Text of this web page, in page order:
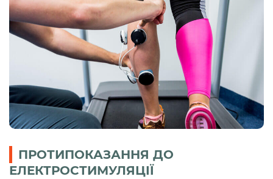
ПРОТИПОКАЗАННЯ ДО
ЕЛЕКТРОСТИМУЛЯЦІЇ